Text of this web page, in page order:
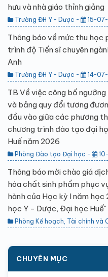
hưu và nhà giáo thỉnh giảng
Trường ĐH Y - Dược - 15-
Thông báo về mức thu học
trình độ Tiến sĩ chuyên
Anh
Trường ĐH Y - Dược - 14-
TB Về việc công bố
và bảng quy đổi tương
đầu vào giữa các phương
chương trình đào tạo đại
Huế năm 2026
Phòng Đào tạo Đại học -
Thông báo mời chào giá
hóa chất sinh phẩm phục
hành của Học kỳ I năm
học Y - Dược, Đại học Huế"
Phòng Kế hoạch, Tài chính và
CHUYÊN MỤC